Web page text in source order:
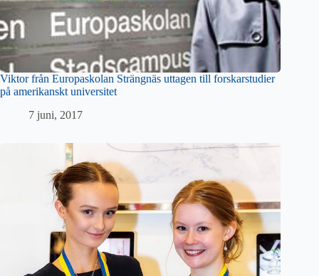
Viktor från Europaskolan Strängnäs uttagen till forskarstudier
på amerikanskt universitet
7 juni, 2017